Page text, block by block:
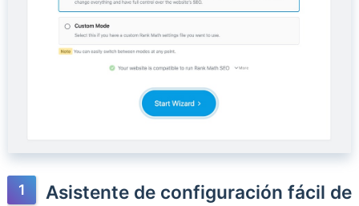
Asistente de configuración fácil de